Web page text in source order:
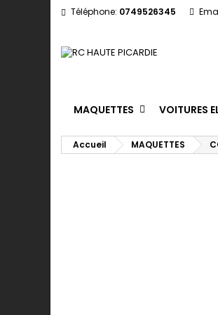
Téléphone: 0749526345
MAQUETTES VOITURES
Accueil MAQUETTES